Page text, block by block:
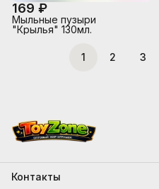
169 ₽
Мыльные пузыри
"Крылья" 130мл.
1 2 3
Контакты